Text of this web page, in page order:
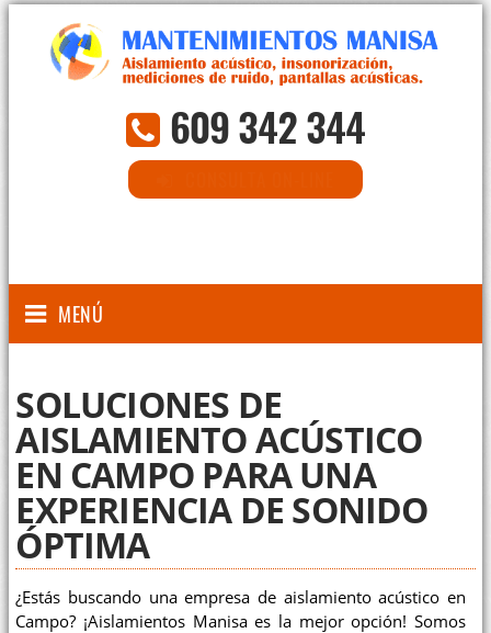
609 342 344
MENÚ
SOLUCIONES DE
AISLAMIENTO ACÚSTICO
EN CAMPO PARA UNA
EXPERIENCIA DE SONIDO
ÓPTIMA
¿Estás buscando una empresa de aislamiento acústico en
Campo? ¡Aislamientos Manisa es la mejor opción! Somos